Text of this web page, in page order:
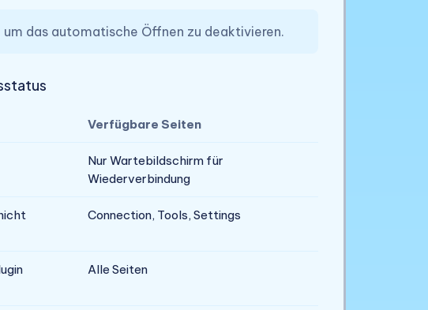
um das automatische Öffnen zu deaktivieren.
Verfügbare Seiten
Nur Wartebildschirm für
Wiederverbindung
Connection, Tools, Settings
Alle Seiten